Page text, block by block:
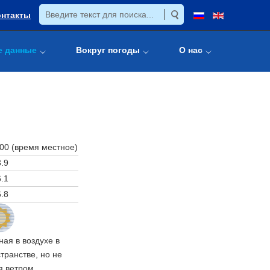
данные Вокруг погоды О нас
(время местное)
в воздухе в
но не
ветром